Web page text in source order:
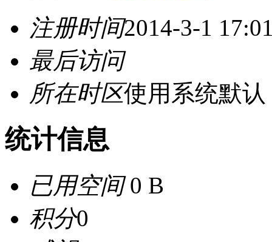
注册时间2014-3-1
最后访问
所在时区使用系统默认
统计信息
已用空间0 B
积分0